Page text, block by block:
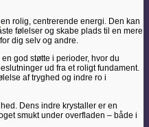
rolig, centrerende energi. Den kan
følelser og skabe plads til en mere
dig selv og andre.
god støtte i perioder, hvor du
ud fra et roligt fundament.
af tryghed og indre ro i
Dens indre krystaller er en
smukt under overfladen – både i